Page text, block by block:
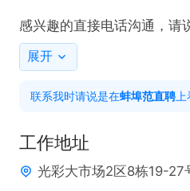
感兴趣的直接电话沟通，请
谢谢
展开
联系我时请说是在蚌埠范直聘
工作地址
光彩大市场2区8栋19-27